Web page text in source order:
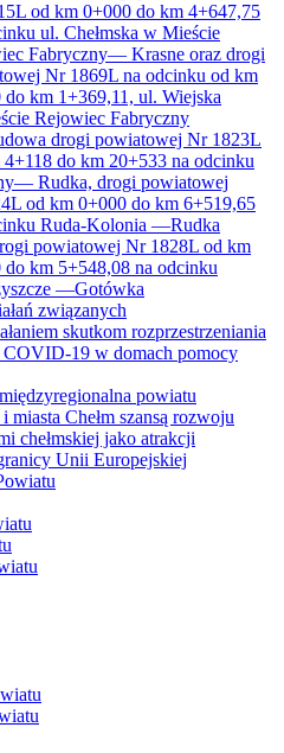
od km 0+000 do km 4+647,75
ul. Chełmska w Mieście
Fabryczny— Krasne oraz drogi
Nr 1869L na odcinku od km
do km 1+369,11, ul. Wiejska
Rejowiec Fabryczny
drogi powiatowej Nr 1823L
do km 20+533 na odcinku
Rudka, drogi powiatowej
od km 0+000 do km 6+519,65
Ruda-Kolonia —Rudka
powiatowej Nr 1828L od km
do km 5+548,08 na odcinku
—Gotówka
związanych
skutkom rozprzestrzeniania
COVID-19 w domach pomocy
powiatu
miasta Chełm szansą rozwoju
chełmskiej jako atrakcji
Unii Europejskiej